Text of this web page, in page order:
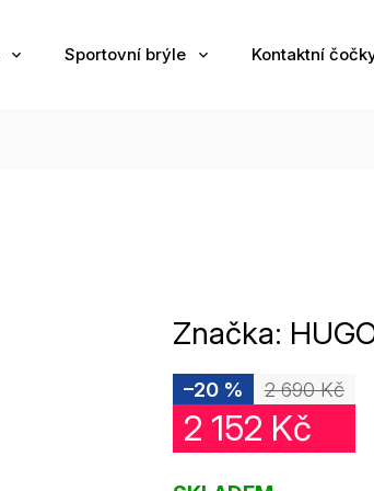
Sportovní brýle Kontaktní
Značka:
2 690 Kč
–20 %
2 152 Kč